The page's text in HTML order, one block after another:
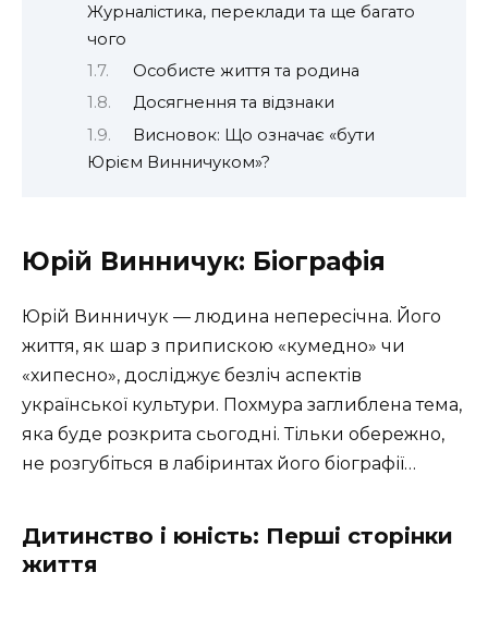
Журналістика, переклади та ще багато
чого
Особисте життя та родина
Досягнення та відзнаки
Висновок: Що означає «бути
Юрієм Винничуком»?
Юрій Винничук: Біографія
Юрій Винничук — людина непересічна. Його
життя, як шар з припискою «кумедно» чи
«хипесно», досліджує безліч аспектів
української культури. Похмура заглиблена тема,
яка буде розкрита сьогодні. Тільки обережно,
не розгубіться в лабіринтах його біографії…
Дитинство і юність: Перші сторінки
життя